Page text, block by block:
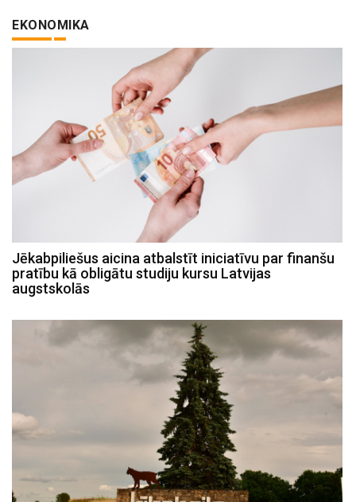
EKONOMIKA
Jēkabpiliešus aicina atbalstīt iniciatīvu par finanšu
pratību kā obligātu studiju kursu Latvijas
augstskolās